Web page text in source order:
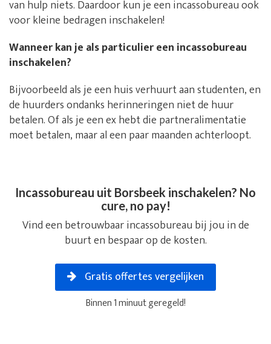
van hulp niets. Daardoor kun je een incassobureau ook
voor kleine bedragen inschakelen!
Wanneer kan je als particulier een incassobureau
inschakelen?
Bijvoorbeeld als je een huis verhuurt aan studenten, en
de huurders ondanks herinneringen niet de huur
betalen. Of als je een ex hebt die partneralimentatie
moet betalen, maar al een paar maanden achterloopt.
Incassobureau uit Borsbeek inschakelen? No
cure, no pay!
Vind een betrouwbaar incassobureau bij jou in de
buurt en bespaar op de kosten.
Gratis offertes vergelijken
Binnen 1 minuut geregeld!